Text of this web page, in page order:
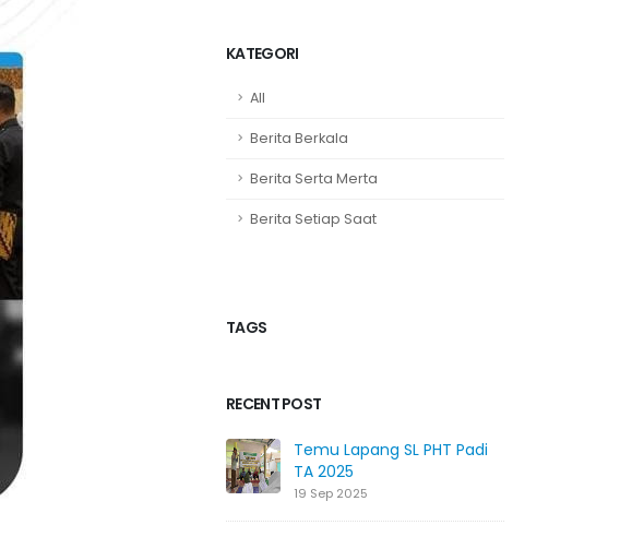
KATEGORI
All
Berita Berkala
Berita Serta Merta
Berita Setiap Saat
TAGS
RECENT POST
Temu Lapang SL PHT Padi
TA 2025
19 Sep 2025